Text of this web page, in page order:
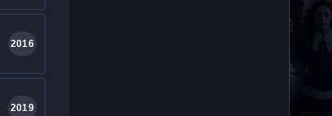
2016
2019